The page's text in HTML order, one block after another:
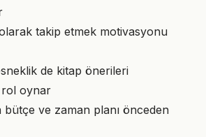
takip etmek motivasyonu
de kitap önerileri
rol oynar
ve zaman planı önceden